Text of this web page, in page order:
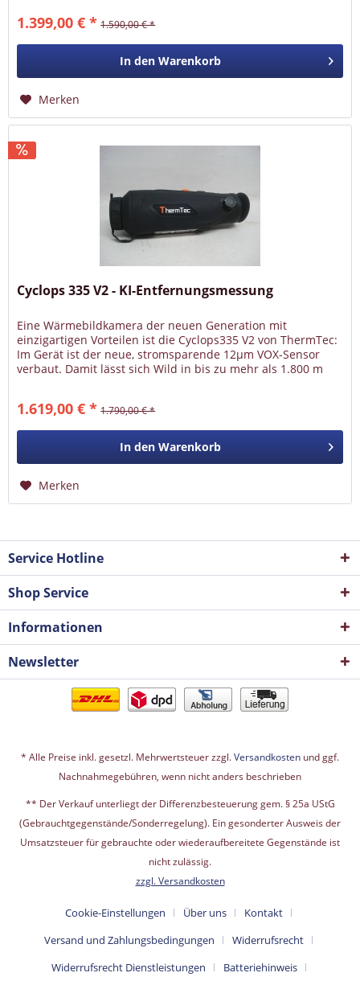
1.399,00 € * 1.590,00 € *
In den Warenkorb
Merken
Cyclops 335 V2 - KI-Entfernungsmessung
Eine Wärmebildkamera der neuen Generation mit
einzigartigen Vorteilen ist die Cyclops335 V2 von ThermTec:
Im Gerät ist der neue, stromsparende 12µm VOX-Sensor
verbaut. Damit lässt sich Wild in bis zu mehr als 1.800 m
1.619,00 € * 1.790,00 € *
In den Warenkorb
Merken
Service Hotline
Shop Service
Informationen
Newsletter
* Alle Preise inkl. gesetzl. Mehrwertsteuer zzgl.Versandkosten und ggf.
Nachnahmegebühren, wenn nicht anders beschrieben
** Der Verkauf unterliegt der Differenzbesteuerung gem. § 25a UStG
(Gebrauchtgegenstände/Sonderregelung). Ein gesonderter Ausweis der
Umsatzsteuer für gebrauchte oder wiederaufbereitete Gegenstände ist
nicht zulässig.
zzgl. Versandkosten
Cookie-Einstellungen Über uns
Kontakt
Versand und Zahlungsbedingungen
Widerrufsrecht
Widerrufsrecht Dienstleistungen
Batteriehinweis